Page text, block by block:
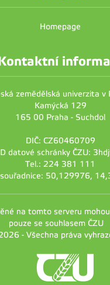
Homepage
zemědělská univerzita v
Kamýcká 129
165 00 Praha - Suchdol
DIČ: CZ60460709
datové schránky ČZU:
Tel.: 224 381 111
souřadnice: 50,129976,
na tomto serveru
pouze se souhlasem ČZU
- Všechna práva